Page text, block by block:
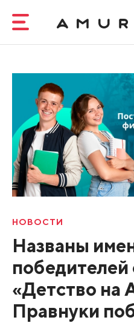
НОВОСТИ
Названы
победителей
«Детство на
Правнуки